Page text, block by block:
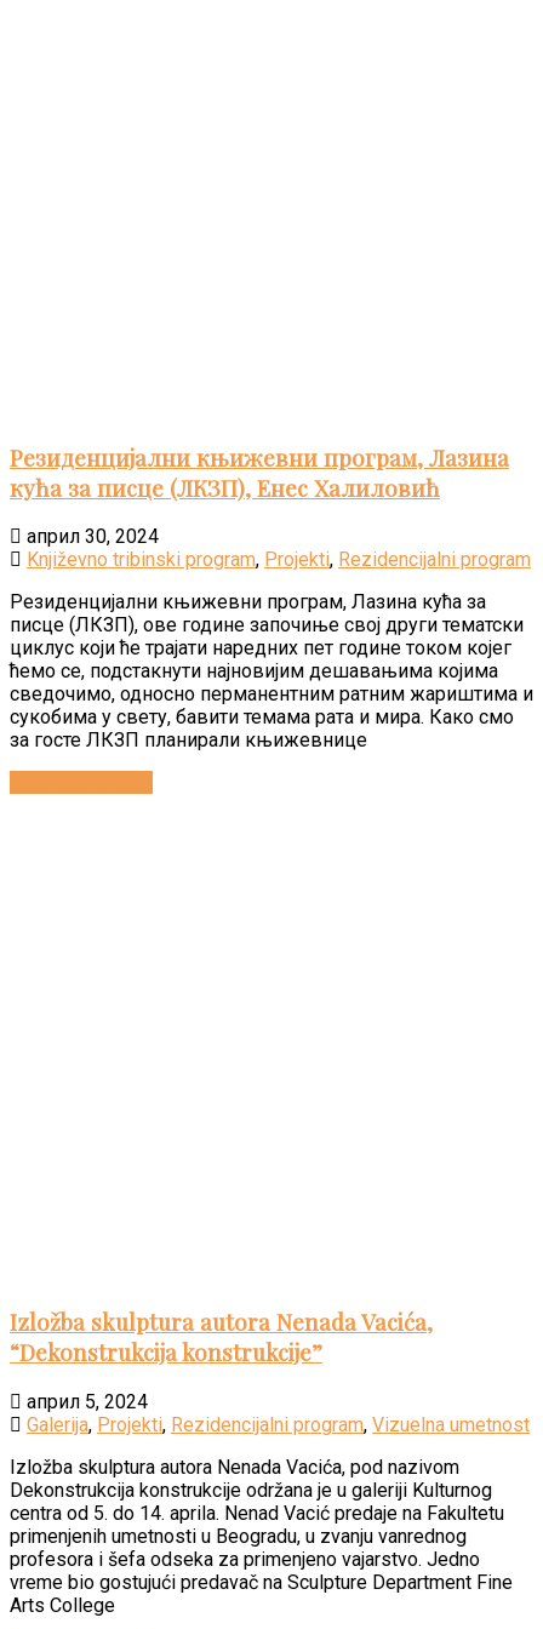
Резиденцијални књижевни програм, Лазина
кућа за писце (ЛКЗП), Енес Халиловић
април 30, 2024
Književno tribinski program, Projekti, Rezidencijalni program
Резиденцијални књижевни програм, Лазина кућа за
писце (ЛКЗП), ове године започиње свој други тематски
циклус који ће трајати наредних пет године током којег
ћемо се, подстакнути најновијим дешавањима којима
сведочимо, односно перманентним ратним жариштима и
сукобима у свету, бавити темама рата и мира. Како смо
за госте ЛКЗП планирали књижевнице
Izložba skulptura autora Nenada Vacića,
“Dekonstrukcija konstrukcije”
април 5, 2024
Galerija, Projekti, Rezidencijalni program, Vizuelna umetnost
Izložba skulptura autora Nenada Vacića, pod nazivom
Dekonstrukcija konstrukcije održana je u galeriji Kulturnog
centra od 5. do 14. aprila. Nenad Vacić predaje na Fakultetu
primenjenih umetnosti u Beogradu, u zvanju vanrednog
profesora i šefa odseka za primenjeno vajarstvo. Jedno
vreme bio gostujući predavač na Sculpture Department Fine
Arts College